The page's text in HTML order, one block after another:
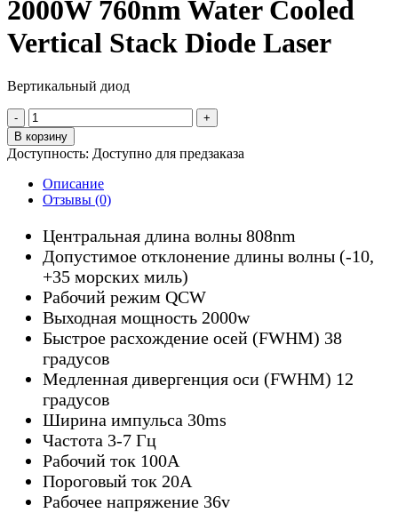
2000W 760nm Water Cooled
Vertical Stack Diode Laser
Вертикальный диод
Количество
товара
2000W
760nm
Water
Cooled
Vertical
Stack
Diode
Laser
В корзину
Доступность: Доступно для предзаказа
Описание
Отзывы (0)
Центральная длина волны 808nm
Допустимое отклонение длины волны (-10,
+35 морских миль)
Рабочий режим QCW
Выходная мощность 2000w
Быстрое расхождение осей (FWHM) 38
градусов
Медленная дивергенция оси (FWHM) 12
градусов
Ширина импульса 30ms
Частота 3-7 Гц
Рабочий ток 100А
Пороговый ток 20А
Рабочее напряжение 36v